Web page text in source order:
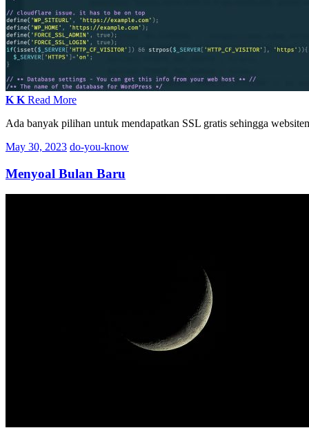
K K Read More
Ada banyak pilihan untuk mendapatkan SSL gratis sehingga
May 30, 2023 do-you-know
Menyoal Bulan Baru